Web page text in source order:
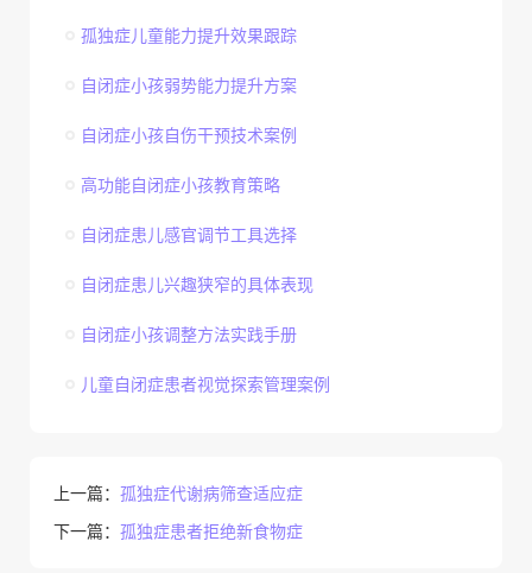
孤独症儿童能力提升效果跟踪
自闭症小孩弱势能力提升方案
自闭症小孩自伤干预技术案例
高功能自闭症小孩教育策略
自闭症患儿感官调节工具选择
自闭症患儿兴趣狭窄的具体表现
自闭症小孩调整方法实践手册
儿童自闭症患者视觉探索管理案例
上一篇： 孤独症代谢病筛查适应症
下一篇： 孤独症患者拒绝新食物症